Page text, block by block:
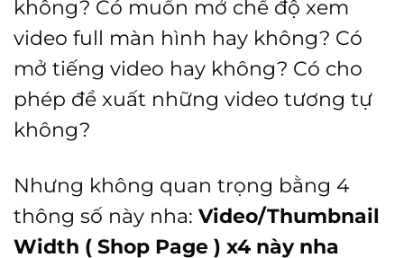
không? Có muốn mở chế độ xem
video full màn hình hay không? Có
mở tiếng video hay không? Có cho
phép đề xuất những video tương tự
không?
Nhưng không quan trọng bằng 4
thông số này nha: Video/Thumbnail
Width ( Shop Page ) x4 này nha